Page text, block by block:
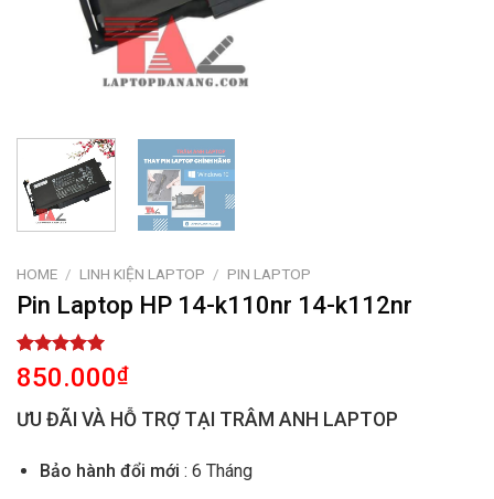
HOME / LINH KIỆN LAPTOP / PIN LAPTOP
Pin Laptop HP 14-k110nr 14-k112nr
Rated
5.00
out of 5
based on
1
customer
850.000₫
ƯU ĐÃI VÀ HỖ TRỢ TẠI TRÂM ANH LAPTOP
Bảo hành đổi mới : 6 Tháng